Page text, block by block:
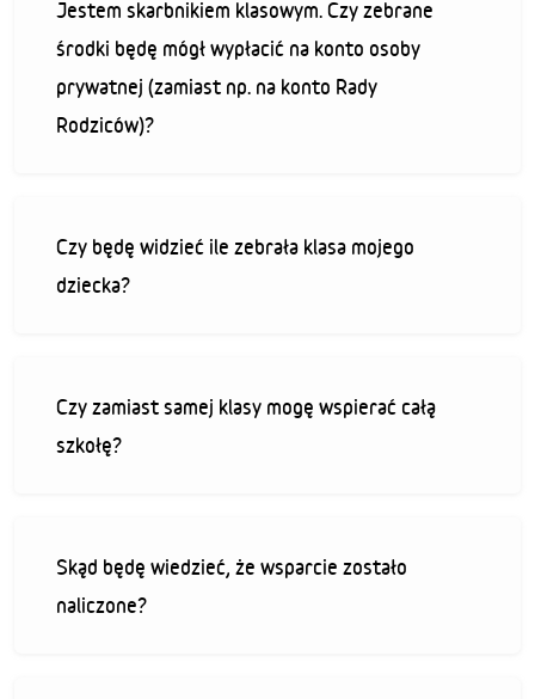
Jestem skarbnikiem klasowym. Czy zebrane
środki będę mógł wypłacić na konto osoby
prywatnej (zamiast np. na konto Rady
Rodziców)?
Czy będę widzieć ile zebrała klasa mojego
dziecka?
Czy zamiast samej klasy mogę wspierać całą
szkołę?
Skąd będę wiedzieć, że wsparcie zostało
naliczone?